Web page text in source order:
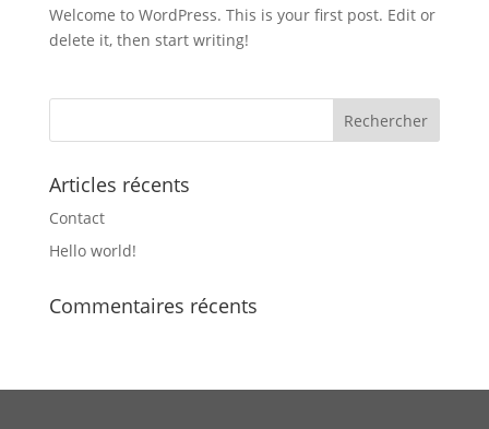
Welcome to WordPress. This is your first post. Edit or
delete it, then start writing!
Articles récents
Contact
Hello world!
Commentaires récents